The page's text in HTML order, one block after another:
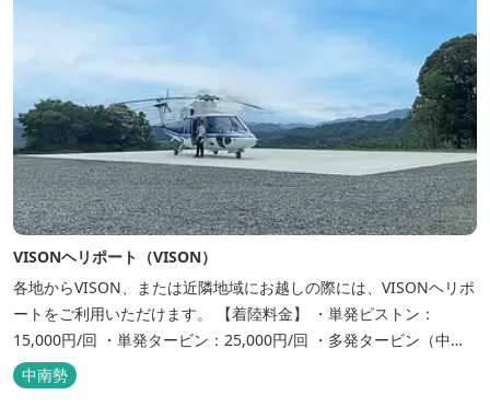
VISONヘリポート（VISON）
各地からVISON、または近隣地域にお越しの際には、VISONヘリポ
ートをご利用いただけます。 【着陸料金】 ・単発ピストン：
15,000円/回 ・単発タービン：25,000円/回 ・多発タービン（中
型）：45,000円/回 ・多発タービン（大型）：60,000円/回 ...
中南勢